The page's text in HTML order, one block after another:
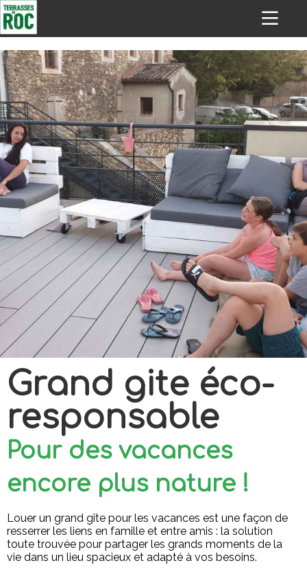
Grand gite éco-
responsable
Pour des vacances
encore plus nature !
Louer un grand gîte pour les vacances est une façon de
resserrer les liens en famille et entre amis : la solution
toute trouvée pour partager les grands moments de la
vie dans un lieu spacieux et adapté à vos besoins.